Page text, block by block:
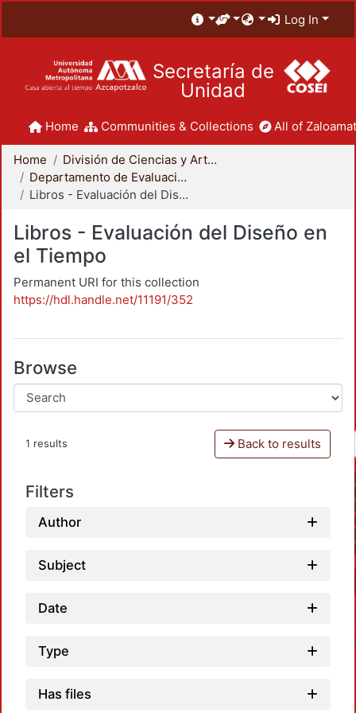
Log In
Secretaría de
Unidad
Home Communities & Collections All of
Home
División de Ciencias y Artes para el Diseño
Departamento de Evaluación del Diseño en el Tiempo
Libros - Evaluación del Diseño en el Tiempo
Libros - Evaluación del Diseño en
el Tiempo
Permanent URI for this collection
https://hdl.handle.net/11191/352
Browse
1 results Back to results
Filters
Author
Subject
Date
Type
Has files